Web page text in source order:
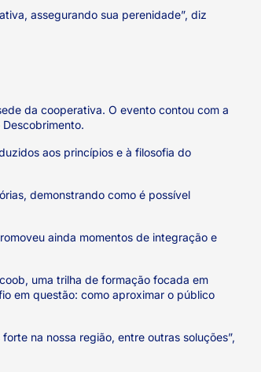
assegurando sua perenidade”, diz
da cooperativa. O evento contou com a
aos princípios e à filosofia do
demonstrando como é possível
ainda momentos de integração e
uma trilha de formação focada em
em questão: como aproximar o público
na nossa região, entre outras soluções”,